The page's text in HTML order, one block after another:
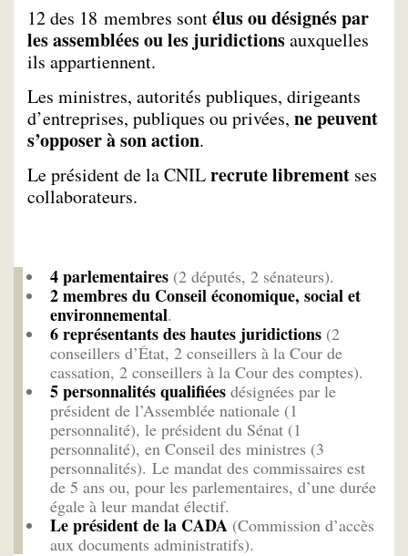
12 des 18 membres sontélus ou désignés par
les assemblées ou les juridictionsauxquelles
ils appartiennent.
Les ministres, autorités publiques, dirigeants
d’entreprises, publiques ou privées, ne peuvent
s’opposer à son action.
Le président de la CNILrecrute librement ses
collaborateurs.
4 parlementaires (2 députés, 2 sénateurs).
2 membres du Conseil économique, social et
environnemental.
6 représentants des hautes juridictions (2
conseillers d’État, 2 conseillers à la Cour de
cassation, 2 conseillers à la Cour des comptes).
5 personnalités qualifiées désignées par le
président de l’Assemblée nationale (1
personnalité), le président du Sénat (1
personnalité), en Conseil des ministres (3
personnalités). Le mandat des commissaires est
de 5 ans ou, pour les parlementaires, d’une durée
égale à leur mandat électif.
Le président de la CADA (Commission d’accès
aux documents administratifs).